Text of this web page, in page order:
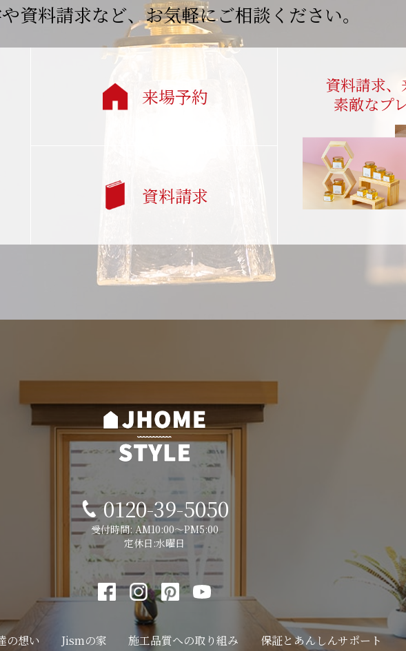
資料請求など、お気軽にご相談ください。
来場予約
資料請求
資料請求
素敵なプ
0120-39-5050
受付時間: AM10:00～PM5:00
定休日:水曜日
の想い Jismの家 施工品質への取り組み 保証とあんしんサポート